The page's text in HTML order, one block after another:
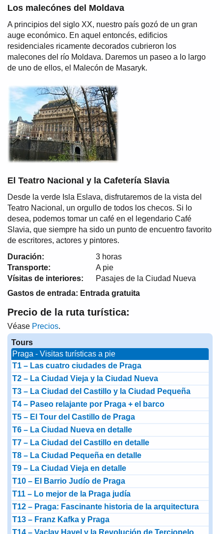
Los malecónes del Moldava
A principios del siglo XX, nuestro país gozó de un gran
auge económico. En aquel entoncés, edificios
residenciales ricamente decorados cubrieron los
malecones del río Moldava. Daremos un paseo a lo largo
de uno de ellos, el Malecón de Masaryk.
El Teatro Nacional y la Cafetería Slavia
Desde la verde Isla Eslava, disfrutaremos de la vista del
Teatro Nacional, un orgullo de todos los checos. Si lo
desea, podemos tomar un café en el legendario Café
Slavia, que siempre ha sido un punto de encuentro favorito
de escritores, actores y pintores.
Duración:
3 horas
Transporte:
A pie
Vísitas de interiores:
Pasajes de la Ciudad Nueva
Gastos de entrada: Entrada gratuita
Precio de la ruta turística:
Véase Precios.
Tours
Praga - Visitas turísticas a pie
T1 – Las cuatro ciudades de Praga
T2 – La Ciudad Vieja y la Ciudad Nueva
T3 – La Ciudad del Castillo y la Ciudad Pequeña
T4 – Paseo relajante por Praga + el barco
T5 – El Tour del Castillo de Praga
T6 – La Ciudad Nueva en detalle
T7 – La Ciudad del Castillo en detalle
T8 – La Ciudad Pequeña en detalle
T9 – La Ciudad Vieja en detalle
T10 – El Barrio Judío de Praga
T11 – Lo mejor de la Praga judía
T12 – Praga: Fascinante historia de la arquitectura
T13 – Franz Kafka y Praga
T14 – Vaclav Havel y la Revolución de Terciopelo